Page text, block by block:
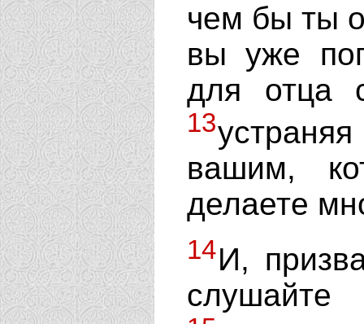
чем бы ты
вы уже
для отца
13
вашим,
делаете
14И,